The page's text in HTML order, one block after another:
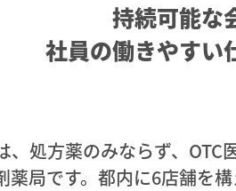
持続可能な
社員の働きやすい
、処方薬のみならず、
薬局です。都内に6店舗を